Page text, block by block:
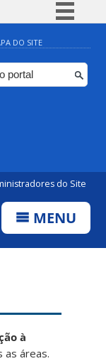
BR
DO SITE
do Site
MENU
à
as áreas.